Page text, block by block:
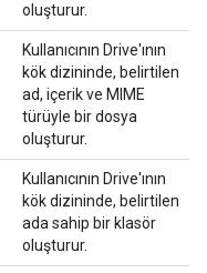
oluşturur.
Kullanıcının Drive'ının
kök dizininde, belirtilen
ad, içerik ve MIME
türüyle bir dosya
oluşturur.
Kullanıcının Drive'ının
kök dizininde, belirtilen
ada sahip bir klasör
oluşturur.